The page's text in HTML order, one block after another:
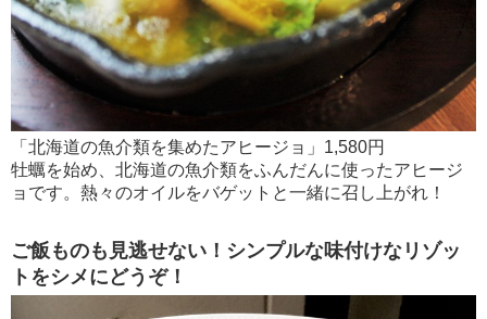
「北海道の魚介類を集めたアヒージョ」1,580円
牡蠣を始め、北海道の魚介類をふんだんに使ったアヒージ
ョです。熱々のオイルをバゲットと一緒に召し上がれ！
ご飯ものも見逃せない！シンプルな味付けなリゾッ
トをシメにどうぞ！